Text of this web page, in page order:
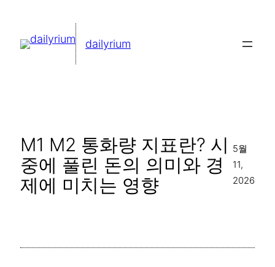
dailyrium
M1 M2 통화량 지표란? 시
중에 풀린 돈의 의미와 경
제에 미치는 영향
5월
11,
2026